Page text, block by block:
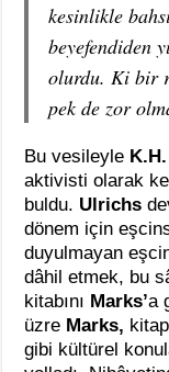
kesinlikle
beyefendiden
olurdu. Ki bir
pek de zor
Bu vesileyle
aktivisti olarak
buldu. Ulrichs
dönem için
duyulmayan
dâhil etmek, bu
kitabını Marks’a
üzre Marks,
gibi kültürel